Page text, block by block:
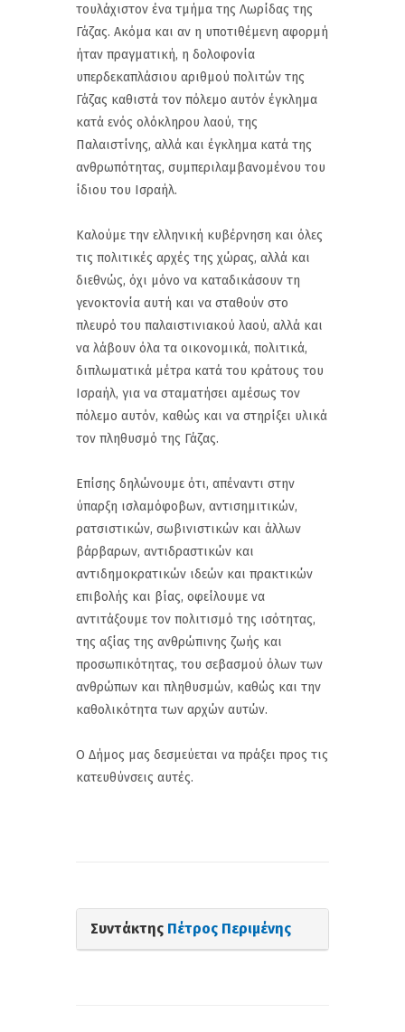
τουλάχιστον ένα τμήμα της Λωρίδας της
Γάζας. Ακόμα και αν η υποτιθέμενη αφορμή
ήταν πραγματική, η δολοφονία
υπερδεκαπλάσιου αριθμού πολιτών της
Γάζας καθιστά τον πόλεμο αυτόν έγκλημα
κατά ενός ολόκληρου λαού, της
Παλαιστίνης, αλλά και έγκλημα κατά της
ανθρωπότητας, συμπεριλαμβανομένου του
ίδιου του Ισραήλ.
Καλούμε την ελληνική κυβέρνηση και όλες
τις πολιτικές αρχές της χώρας, αλλά και
διεθνώς, όχι μόνο να καταδικάσουν τη
γενοκτονία αυτή και να σταθούν στο
πλευρό του παλαιστινιακού λαού, αλλά και
να λάβουν όλα τα οικονομικά, πολιτικά,
διπλωματικά μέτρα κατά του κράτους του
Ισραήλ, για να σταματήσει αμέσως τον
πόλεμο αυτόν, καθώς και να στηρίξει υλικά
τον πληθυσμό της Γάζας.
Επίσης δηλώνουμε ότι, απέναντι στην
ύπαρξη ισλαμόφοβων, αντισημιτικών,
ρατσιστικών, σωβινιστικών και άλλων
βάρβαρων, αντιδραστικών και
αντιδημοκρατικών ιδεών και πρακτικών
επιβολής και βίας, οφείλουμε να
αντιτάξουμε τον πολιτισμό της ισότητας,
της αξίας της ανθρώπινης ζωής και
προσωπικότητας, του σεβασμού όλων των
ανθρώπων και πληθυσμών, καθώς και την
καθολικότητα των αρχών αυτών.
Ο Δήμος μας δεσμεύεται να πράξει προς τις
κατευθύνσεις αυτές.
Συντάκτης Πέτρος Περιμένης